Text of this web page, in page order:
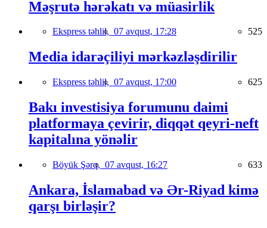
Məşrutə hərəkatı və müasirlik
Ekspress təhlil, 07 avqust, 17:28 525
Media idarəçiliyi mərkəzləşdirilir
Ekspress təhlil, 07 avqust, 17:00 625
Bakı investisiya forumunu daimi
platformaya çevirir, diqqət qeyri-neft
kapitalına yönəlir
Böyük Şərq, 07 avqust, 16:27 633
Ankara, İslamabad və Ər-Riyad kimə
qarşı birləşir?